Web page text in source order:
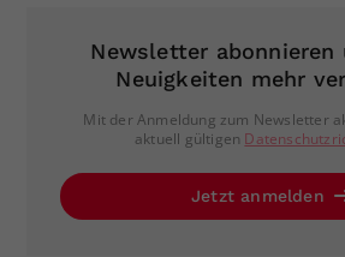
Newsletter abonnieren
Neuigkeiten mehr
Mit der Anmeldung zum Newsletter
aktuell gültigen
Jetzt anmelden